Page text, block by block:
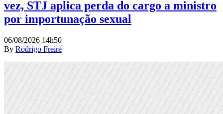
vez, STJ aplica perda do cargo a ministro
por importunação sexual
06/08/2026 14h50
By Rodrigo Freire